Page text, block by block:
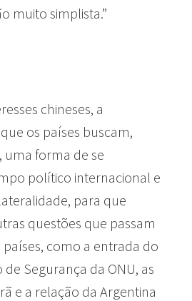
muito simplista.”
chineses, a
os países buscam,
uma forma de se
político internacional e
para que
questões que passam
como a entrada do
Segurança da ONU, as
e a relação da Argentina